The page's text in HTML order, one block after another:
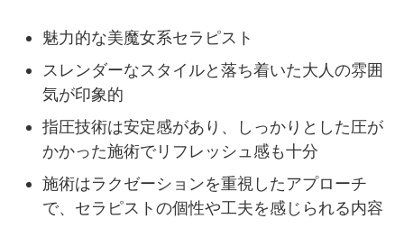
魅力的な美魔女系セラピスト
スレンダーなスタイルと落ち着いた大人の雰囲
気が印象的
指圧技術は安定感があり、しっかりとした圧が
かかった施術でリフレッシュ感も十分
施術はラクゼーションを重視したアプローチ
で、セラピストの個性や工夫を感じられる内容